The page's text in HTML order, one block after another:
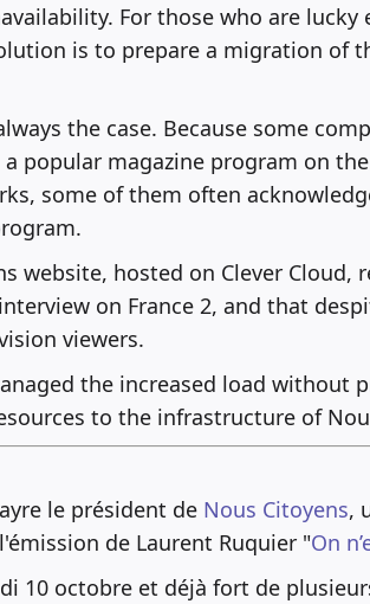
For those who are lucky
is to prepare a migration of
the case. Because some
popular magazine program on the
some of them often
website, hosted on Clever Cloud,
on France 2, and that
viewers.
the increased load without
to the infrastructure of
le président de Nous Citoyens,
de Laurent Ruquier "On
10 octobre et déjà fort de